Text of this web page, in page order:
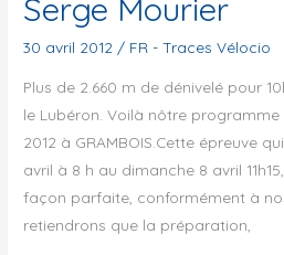
Michel
Bardin
Serge Mourier
30 avril 2012 / FR - Traces Vélocio
Plus de 2.660 m de dénivelé pour
le Lubéron. Voilà nôtre
2012 à GRAMBOIS.Cette épreuve
avril à 8 h au dimanche 8 avril
façon parfaite, conformément à
retiendrons que la préparation,